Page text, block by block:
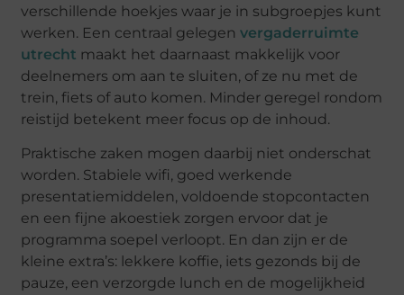
verschillende hoekjes waar je in subgroepjes kunt
werken. Een centraal gelegenvergaderruimte
utrecht maakt het daarnaast makkelijk voor
deelnemers om aan te sluiten, of ze nu met de
trein, fiets of auto komen. Minder geregel rondom
reistijd betekent meer focus op de inhoud.
Praktische zaken mogen daarbij niet onderschat
worden. Stabiele wifi, goed werkende
presentatiemiddelen, voldoende stopcontacten
en een fijne akoestiek zorgen ervoor dat je
programma soepel verloopt. En dan zijn er de
kleine extra’s: lekkere koffie, iets gezonds bij de
pauze, een verzorgde lunch en de mogelijkheid